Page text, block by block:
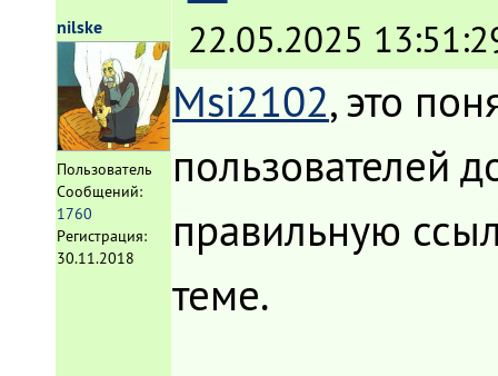
nilske
Пользователь
Сообщений:
1760
Регистрация:
30.11.2018
22.05.2025
Msi2102, это
пользователей
правильную
теме.